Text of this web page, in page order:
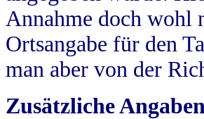
Annahme doch wohl
Ortsangabe für den
man aber von der
Zusätzliche